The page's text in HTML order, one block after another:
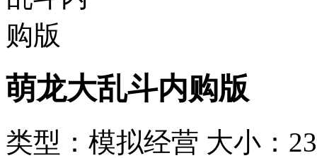
萌龙大乱斗内购版
类型：模拟经营 大小：